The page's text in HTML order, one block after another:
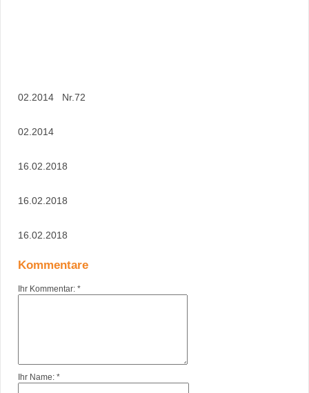
02.2014 Nr.72
02.2014
16.02.2018
16.02.2018
16.02.2018
Kommentare
Ihr Kommentar: *
Ihr Name: *